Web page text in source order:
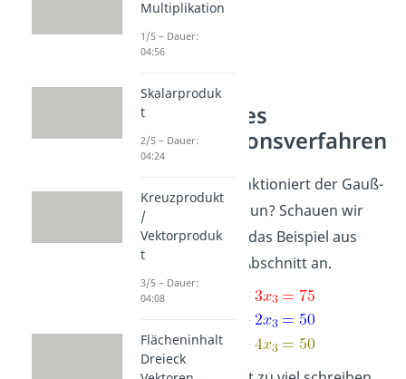
Gaußsches
Eliminationsverfahren
Wie genau funktioniert der Gauß-
Algorithmus nun? Schauen wir
uns noch mal das Beispiel aus
dem letztem Abschnitt an.
Multiplikation
1/5 – Dauer:
04:56
Skalarproduk
t
2/5 – Dauer:
04:24
Kreuzprodukt
/
Vektorproduk
t
3/5 – Dauer:
04:08
Flächeninhalt
Dreieck